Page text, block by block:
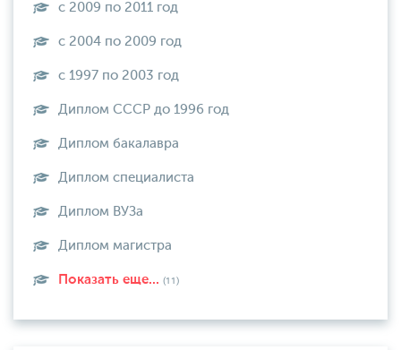
с 2009 по 2011 год
с 2004 по 2009 год
с 1997 по 2003 год
Диплом СССР до 1996 год
Диплом бакалавра
Диплом специалиста
Диплом ВУЗа
Диплом магистра
Показать еще... (11)